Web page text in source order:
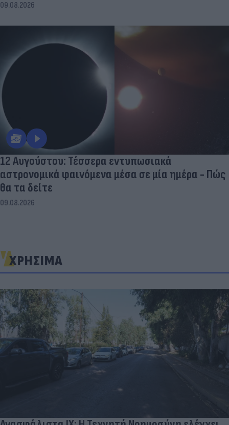
09.08.2026
12 Αυγούστου: Τέσσερα εντυπωσιακά
αστρονομικά φαινόμενα μέσα σε μία ημέρα - Πώς
θα τα δείτε
09.08.2026
ΧΡΗΣΙΜΑ